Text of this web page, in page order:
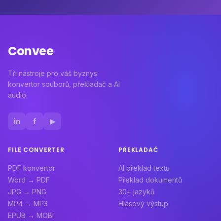
Convee
Tři nástroje pro váš byznys:
konvertor souborů, překladač a AI
audio.
in f ▶
FILE CONVERTER
PDF konvertor
Word → PDF
JPG → PNG
MP4 → MP3
EPUB → MOBI
PŘEKLADAČ
AI překlad textu
Překlad dokumentů
30+ jazyků
Hlasový výstup